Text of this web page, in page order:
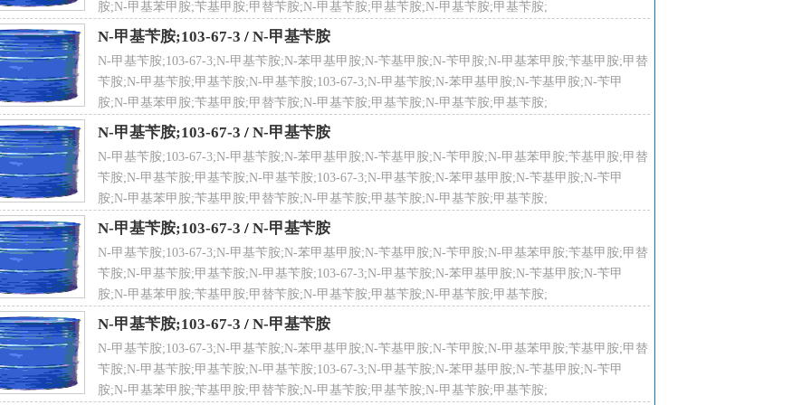
203-133-4
胺;N-甲基苯甲胺;苄基甲胺;甲替苄胺;N-甲基苄胺;甲基苄胺;N-甲基苄胺;甲基苄胺;
N-甲基苄胺;103-67-3 / N-甲基苄胺
N-甲基苄胺;103-67-3;N-甲基苄胺;N-苯甲基甲胺;N-苄基甲胺;N-苄甲胺;N-甲基苯甲胺;苄基甲胺;甲替
苄胺;N-甲基苄胺;甲基苄胺;N-甲基苄胺;103-67-3;N-甲基苄胺;N-苯甲基甲胺;N-苄基甲胺;N-苄甲
胺;N-甲基苯甲胺;苄基甲胺;甲替苄胺;N-甲基苄胺;甲基苄胺;N-甲基苄胺;甲基苄胺;
N-甲基苄胺;103-67-3 / N-甲基苄胺
N-甲基苄胺;103-67-3;N-甲基苄胺;N-苯甲基甲胺;N-苄基甲胺;N-苄甲胺;N-甲基苯甲胺;苄基甲胺;甲替
苄胺;N-甲基苄胺;甲基苄胺;N-甲基苄胺;103-67-3;N-甲基苄胺;N-苯甲基甲胺;N-苄基甲胺;N-苄甲
胺;N-甲基苯甲胺;苄基甲胺;甲替苄胺;N-甲基苄胺;甲基苄胺;N-甲基苄胺;甲基苄胺;
N-甲基苄胺;103-67-3 / N-甲基苄胺
N-甲基苄胺;103-67-3;N-甲基苄胺;N-苯甲基甲胺;N-苄基甲胺;N-苄甲胺;N-甲基苯甲胺;苄基甲胺;甲替
苄胺;N-甲基苄胺;甲基苄胺;N-甲基苄胺;103-67-3;N-甲基苄胺;N-苯甲基甲胺;N-苄基甲胺;N-苄甲
胺;N-甲基苯甲胺;苄基甲胺;甲替苄胺;N-甲基苄胺;甲基苄胺;N-甲基苄胺;甲基苄胺;
N-甲基苄胺;103-67-3 / N-甲基苄胺
N-甲基苄胺;103-67-3;N-甲基苄胺;N-苯甲基甲胺;N-苄基甲胺;N-苄甲胺;N-甲基苯甲胺;苄基甲胺;甲替
苄胺;N-甲基苄胺;甲基苄胺;N-甲基苄胺;103-67-3;N-甲基苄胺;N-苯甲基甲胺;N-苄基甲胺;N-苄甲
胺;N-甲基苯甲胺;苄基甲胺;甲替苄胺;N-甲基苄胺;甲基苄胺;N-甲基苄胺;甲基苄胺;